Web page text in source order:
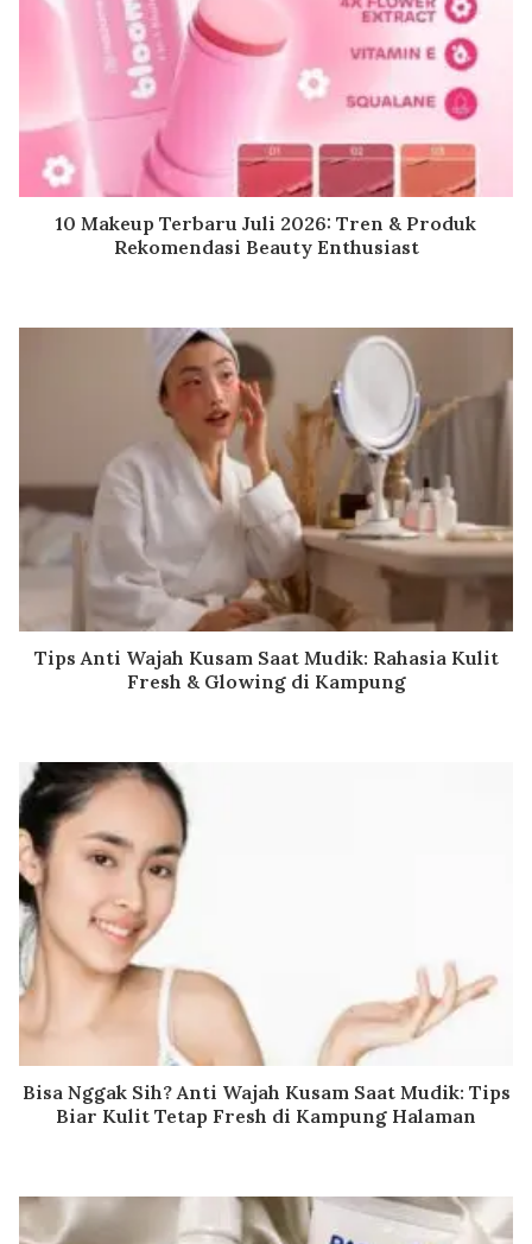
10 Makeup Terbaru Juli 2026: Tren & Produk
Rekomendasi Beauty Enthusiast
Tips Anti Wajah Kusam Saat Mudik: Rahasia Kulit
Fresh & Glowing di Kampung
Bisa Nggak Sih? Anti Wajah Kusam Saat Mudik: Tips
Biar Kulit Tetap Fresh di Kampung Halaman